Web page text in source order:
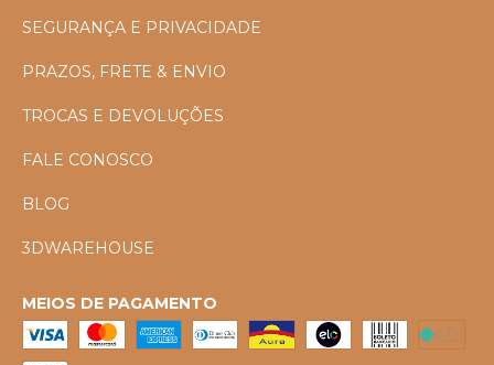
SEGURANÇA E PRIVACIDADE
PRAZOS, FRETE & ENVIO
TROCAS E DEVOLUÇÕES
FALE CONOSCO
BLOG
3DWAREHOUSE
MEIOS DE PAGAMENTO